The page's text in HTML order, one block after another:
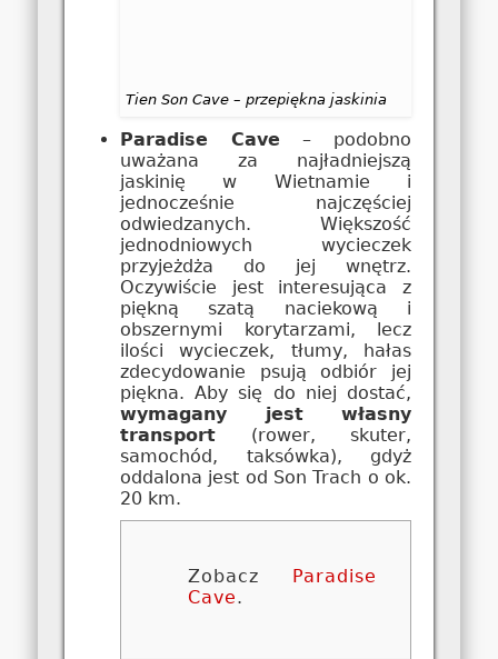
Tien Son Cave – przepiękna jaskinia
Paradise Cave – podobno
uważana za najładniejszą
jaskinię w Wietnamie i
jednocześnie najczęściej
odwiedzanych. Większość
jednodniowych wycieczek
przyjeżdża do jej wnętrz.
Oczywiście jest interesująca z
piękną szatą naciekową i
obszernymi korytarzami, lecz
ilości wycieczek, tłumy, hałas
zdecydowanie psują odbiór jej
piękna. Aby się do niej dostać,
wymagany jest własny
transport (rower, skuter,
samochód, taksówka), gdyż
oddalona jest od Son Trach o ok.
20 km.
Zobacz Paradise
Cave.